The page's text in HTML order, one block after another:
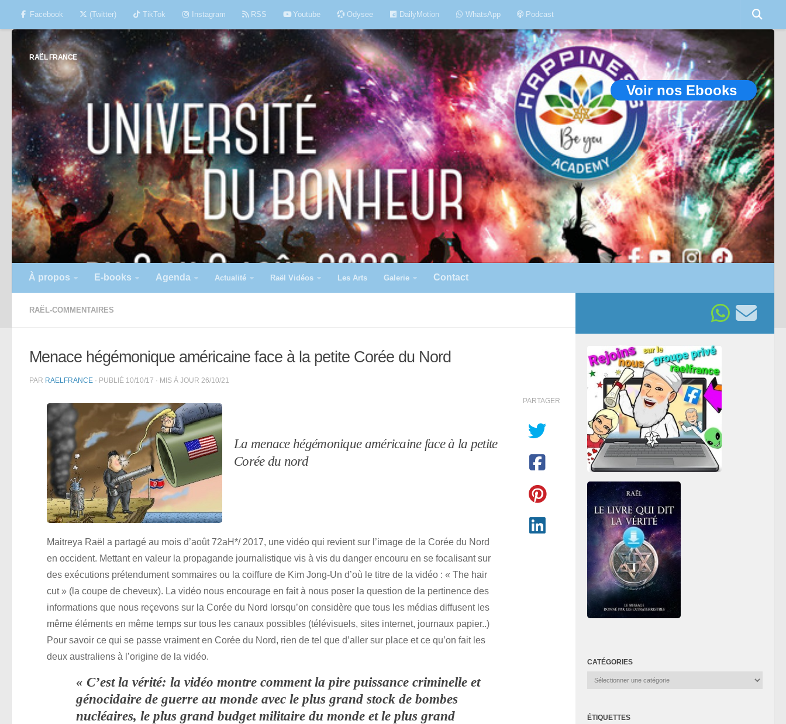
Skip to content
Facebook (Twitter) TikTok Instagram RSS Youtube Odysee DailyMotion WhatsApp Podcast
RAËL FRANCE
Voir nos Ebooks
À propos E-books Agenda Actualité Raël Vidéos Les Arts Galerie Contact
RAËL-COMMENTAIRES
Menace hégémonique américaine face à la petite Corée du Nord
PAR RAELFRANCE · PUBLIÉ 10/10/17 · MIS À JOUR 26/10/21
La menace hégémonique américaine face à la petite
Corée du nord
Maitreya Raël a partagé au mois d’août 72aH*/ 2017, une vidéo qui revient sur l’image de la Corée du Nord
en occident. Mettant en valeur la propagande journalistique vis à vis du danger encouru en se focalisant sur
des exécutions prétendument sommaires ou la coiffure de Kim Jong-Un d’où le titre de la vidéo : « The hair
cut » (la coupe de cheveux). La vidéo nous encourage en fait à nous poser la question de la pertinence des
informations que nous reçevons sur la Corée du Nord lorsqu’on considère que tous les médias diffusent les
même éléments en même temps sur tous les canaux possibles (télévisuels, sites internet, journaux papier..)
Pour savoir ce qui se passe vraiment en Corée du Nord, rien de tel que d’aller sur place et ce qu’on fait les
deux australiens à l’origine de la vidéo.
« C’est la vérité: la vidéo montre comment la pire puissance criminelle et
génocidaire de guerre au monde avec le plus grand stock de bombes
nucléaires, le plus grand budget militaire du monde et le plus grand
PARTAGER
CATÉGORIES
Catégories
ÉTIQUETTES